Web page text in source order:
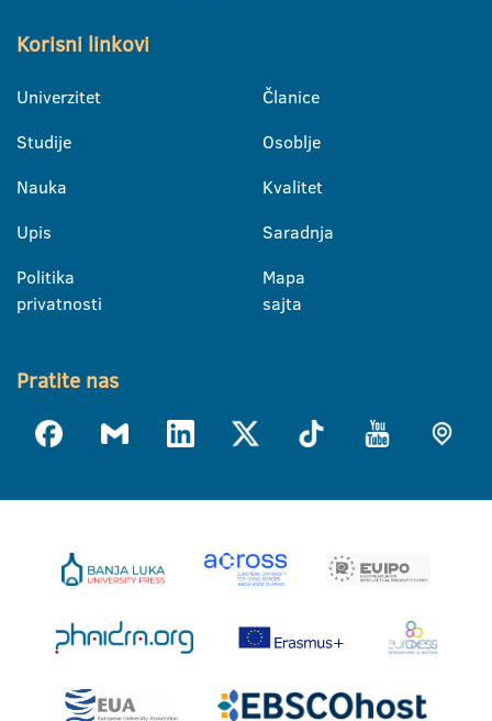
Korisni linkovi
Univerzitet
Studije
Nauka
Upis
Politika
privatnosti
Članice
Osoblje
Kvalitet
Saradnja
Mapa
sajta
Pratite nas